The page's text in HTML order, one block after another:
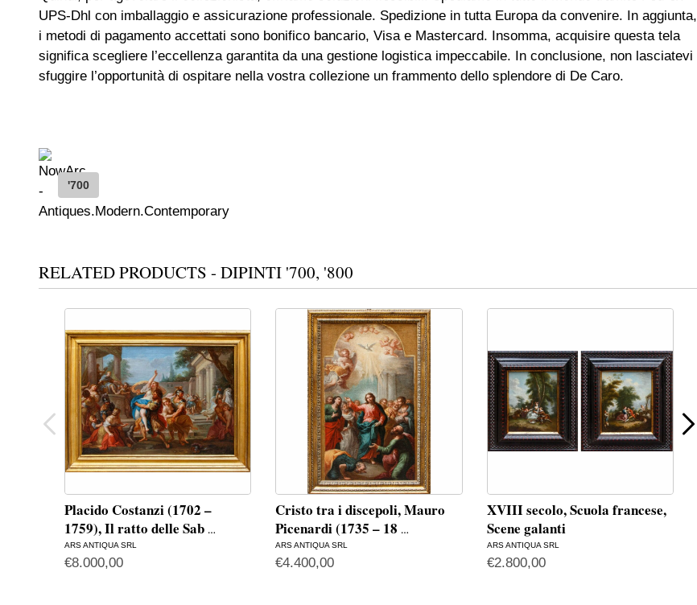
UPS-Dhl con imballaggio e assicurazione professionale. Spedizione in tutta Europa da convenire. In aggiunta,
i metodi di pagamento accettati sono bonifico bancario, Visa e Mastercard. Insomma, acquisire questa tela
significa scegliere l’eccellenza garantita da una gestione logistica impeccabile. In conclusione, non lasciatevi
sfuggire l’opportunità di ospitare nella vostra collezione un frammento dello splendore di De Caro.
'700
RELATED PRODUCTS - DIPINTI '700, '800
Placido Costanzi (1702 –
1759), Il ratto delle Sab …
ARS ANTIQUA SRL
€8.000,00
Cristo tra i discepoli, Mauro
Picenardi (1735 – 18 …
ARS ANTIQUA SRL
€4.400,00
XVIII secolo, Scuola francese,
Scene galanti
ARS ANTIQUA SRL
€2.800,00